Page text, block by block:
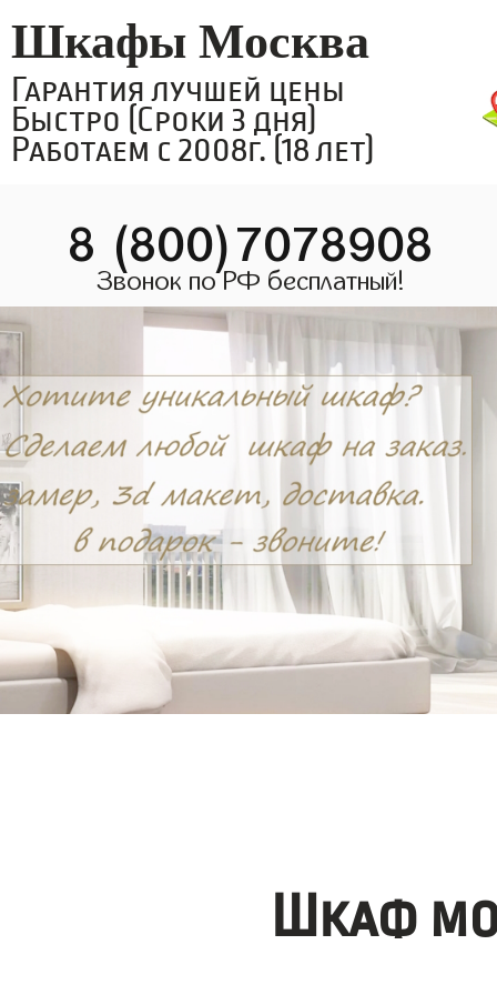
Шкафы Москва
Гарантия лучшей цены
Быстро (Сроки 3 дня)
Работаем с 2008г. (18 лет)
8 (800)7078908
Звонок по РФ бесплатный!
Шкаф